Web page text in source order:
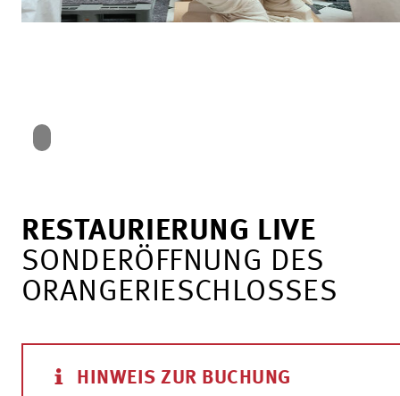
RESTAURIERUNG LIVE
SONDERÖFFNUNG DES
ORANGERIESCHLOSSES
HINWEIS ZUR BUCHUNG